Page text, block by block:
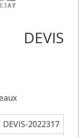
DEVIS
DEVIS-2022317